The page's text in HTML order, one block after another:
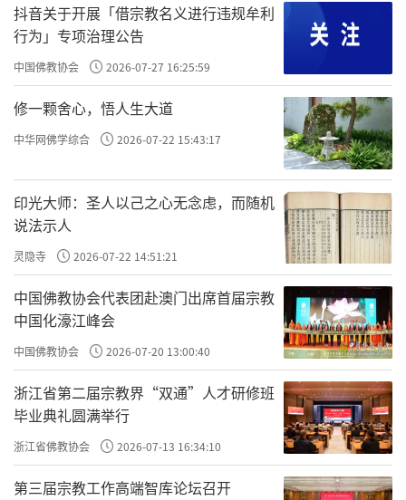
袁了凡跟云谷禅师对坐三天三夜。袁了凡无所
求嘛，他来对坐，他也不是要跟云谷禅师去请
教，他坐习惯了，他已经很习惯于静坐了，所
以他没觉得打坐是个事儿。
如果你心烦意乱、你心不静，你一定坐不住
的。可能你坐半天，一看这老和尚还在这儿装
腔作势，你就走了。
所以你看，袁了凡也是在无意识中第二次改
命。第一次是从医回到文，本来是要学医的。
这一次是真正的要改命，自己被孔先生算的命
要开始不准了，看他改命啊。
原文：云谷问曰：“凡人所以不得作圣者，只为
妄念相缠耳。汝坐三日，不见起一妄念，何
也？”。
这个跟我们的古圣先贤说的多一样。凡人所以
抖音关于开展「借宗教名义进行违规牟利
行为」专项治理公告
中国佛教协会 2026-07-27 16:25:59
修一颗舍心，悟人生大道
中华网佛学综合 2026-07-22 15:43:17
印光大师：圣人以己之心无念虑，而随机
说法示人
灵隐寺 2026-07-22 14:51:21
中国佛教协会代表团赴澳门出席首届宗教
中国化濠江峰会
中国佛教协会 2026-07-20 13:00:40
浙江省第二届宗教界“双通”人才研修班
毕业典礼圆满举行
浙江省佛教协会 2026-07-13 16:34:10
第三届宗教工作高端智库论坛召开